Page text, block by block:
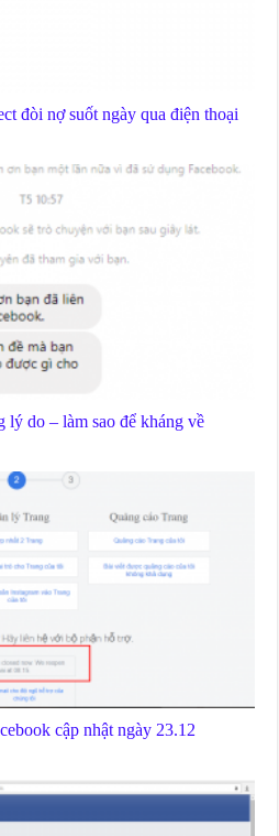
đòi nợ suốt ngày qua điện thoại
lý do – làm sao để kháng về
cập nhật ngày 23.12